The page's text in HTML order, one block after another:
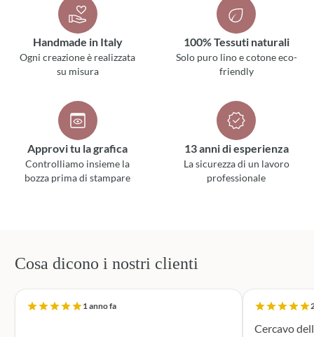
Handmade in Italy
Ogni creazione è realizzata
su misura
100% Tessuti naturali
Solo puro lino e cotone eco-
friendly
Approvi tu la grafica
Controlliamo insieme la
bozza prima di stampare
13 anni di esperienza
La sicurezza di un lavoro
professionale
Cosa dicono i nostri clienti
1 anno fa
Cercavo